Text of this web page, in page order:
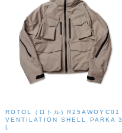
ROTOL（ロトル) R25AWOYC01
VENTILATION SHELL PARKA 3
L